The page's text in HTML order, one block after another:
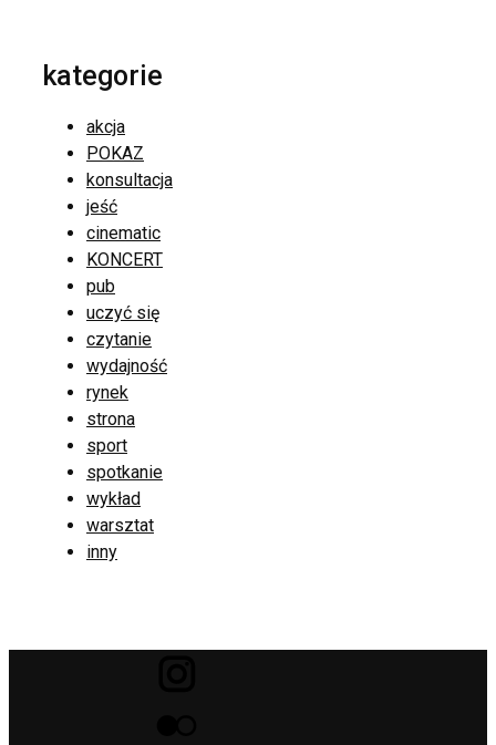
kategorie
akcja
POKAZ
konsultacja
jeść
cinematic
KONCERT
pub
uczyć się
czytanie
wydajność
rynek
strona
sport
spotkanie
wykład
warsztat
inny